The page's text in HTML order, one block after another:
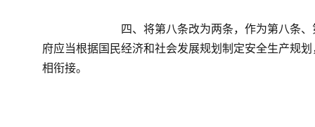
四、将第八条改为两条，作为第八条、
府应当根据国民经济和社会发展规划制定安全生产规
相衔接。